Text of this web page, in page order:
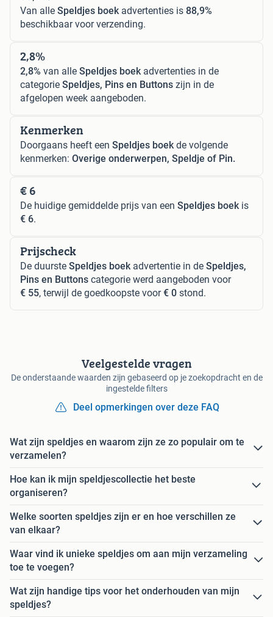
Van alle Speldjes boekadvertenties is 88,9%
beschikbaar voor verzending.
2,8%
2,8% van alle Speldjes boekadvertenties in de
categorie Speldjes, Pins en Buttons zijn in de
afgelopen week aangeboden.
Kenmerken
Doorgaans heeft een Speldjes boekde volgende
kenmerken: Overige onderwerpen, Speldje of Pin.
€ 6
De huidige gemiddelde prijs van een Speldjes boekis
€ 6.
Prijscheck
De duurste Speldjes boekadvertentie in de Speldjes,
Pins en Buttons categorie werd aangeboden voor
€ 55, terwijl de goedkoopste voor€ 0 stond.
Veelgestelde vragen
De onderstaande waarden zijn gebaseerd op je zoekopdracht en de
ingestelde filters
Deel opmerkingen over deze FAQ
Wat zijn speldjes en waarom zijn ze zo populair om te
verzamelen?
Hoe kan ik mijn speldjescollectie het beste
organiseren?
Welke soorten speldjes zijn er en hoe verschillen ze
van elkaar?
Waar vind ik unieke speldjes om aan mijn verzameling
toe te voegen?
Wat zijn handige tips voor het onderhouden van mijn
speldjes?